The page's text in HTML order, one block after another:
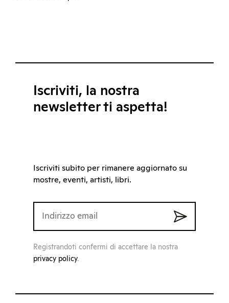
Iscriviti, la nostra
newsletter ti aspetta!
Iscriviti subito per rimanere aggiornato su
mostre, eventi, artisti, libri.
Registrandoti confermi di accettare la nostra
privacy policy.